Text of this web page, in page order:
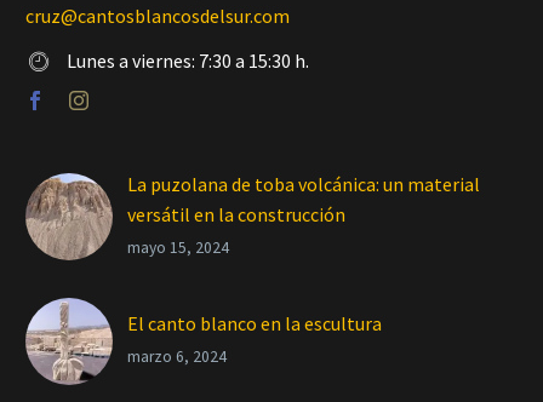
cruz@cantosblancosdelsur.com

 Lunes a viernes: 7:30 a 15:30 h.
La puzolana de toba volcánica: un material
versátil en la construcción
mayo 15, 2024
El canto blanco en la escultura
marzo 6, 2024